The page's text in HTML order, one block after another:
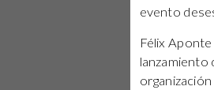
evento
Félix
lanzamiento